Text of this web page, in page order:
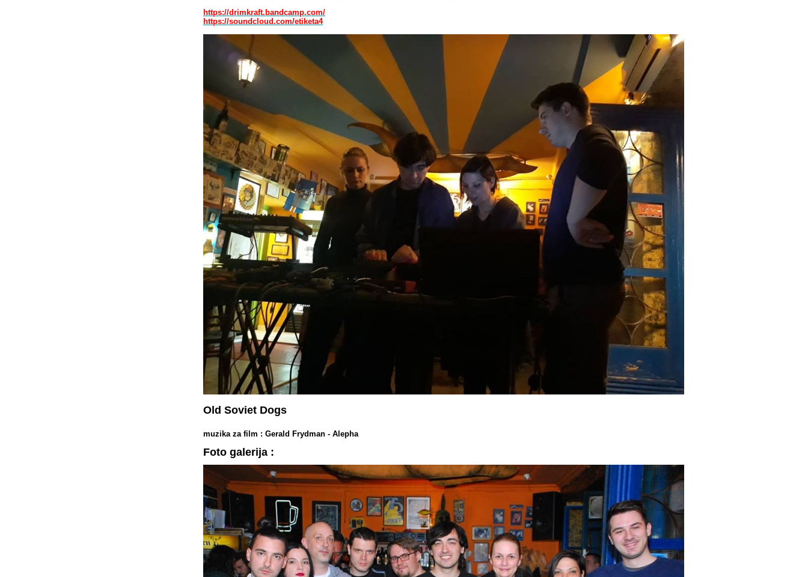
https://drimkraft.bandcamp.com/
https://soundcloud.com/etiketa4
Old Soviet Dogs
muzika za film : Gerald Frydman - Alepha
Foto galerija :